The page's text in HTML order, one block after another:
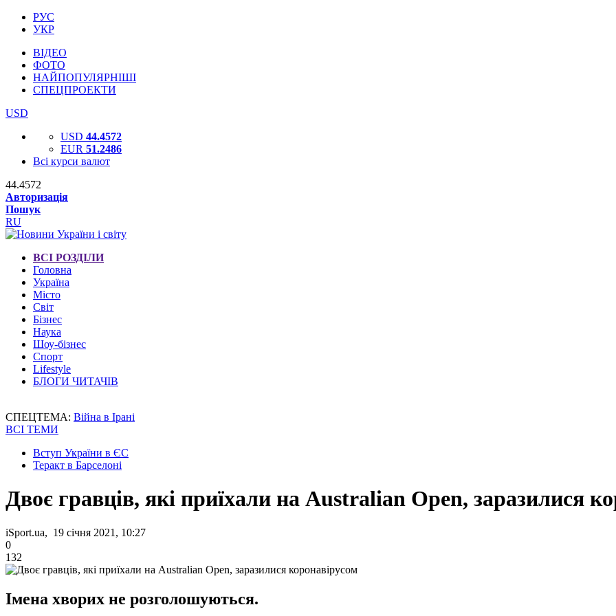
РУС
УКР
ВІДЕО
ФОТО
НАЙПОПУЛЯРНІШІ
СПЕЦПРОЕКТИ
USD
USD 44.4572
EUR 51.2486
Всі курси валют
44.4572
Авторизація
Пошук
RU
ВСІ РОЗДІЛИ
Головна
Україна
Місто
Світ
Бізнес
Наука
Шоу-бізнес
Спорт
Lifestyle
БЛОГИ ЧИТАЧІВ
СПЕЦТЕМА: Війна в Ірані
ВСІ ТЕМИ
Вступ України в ЄС
Теракт в Барселоні
Двоє гравців, які приїхали на Australian Open, заразилися
iSport.ua, 19 січня 2021, 10:27
0
132
Імена хворих не розголошуються.